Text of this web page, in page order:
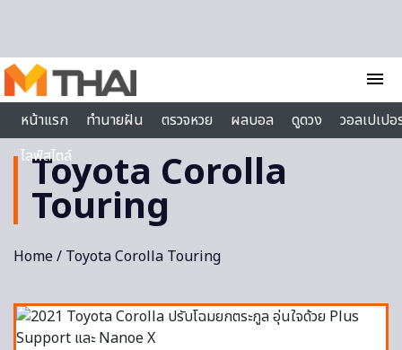
menu
หน้าแรก
ทำนายฝัน ตรวจหวย ผลบอล ดูดวง
วอลเปเป
ไลฟ์สไตล์
Toyota Corolla
Touring
Home/ Toyota Corolla Touring